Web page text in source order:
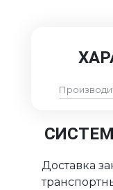
Доставка